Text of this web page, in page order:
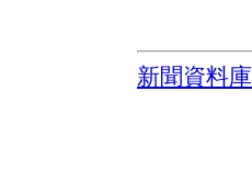
新聞資料庫